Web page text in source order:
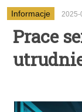
Informacje 2025-
Prace